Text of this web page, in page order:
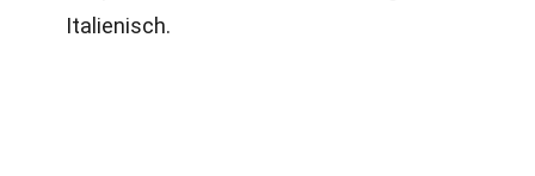
Italienisch.